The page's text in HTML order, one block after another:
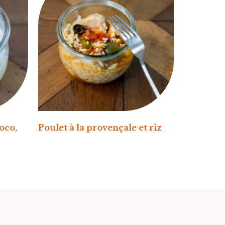
Poulet à la provençale et riz